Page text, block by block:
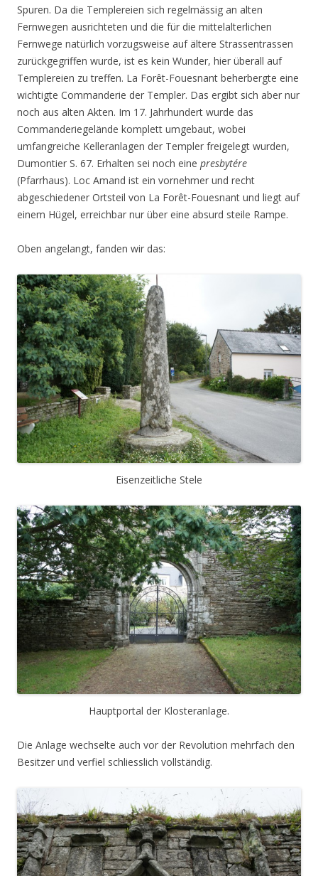
Spuren. Da die Templereien sich regelmässig an alten
Fernwegen ausrichteten und die für die mittelalterlichen
Fernwege natürlich vorzugsweise auf ältere Strassentrassen
zurückgegriffen wurde, ist es kein Wunder, hier überall auf
Templereien zu treffen. La Forêt-Fouesnant beherbergte eine
wichtigte Commanderie der Templer. Das ergibt sich aber nur
noch aus alten Akten. Im 17. Jahrhundert wurde das
Commanderiegelände komplett umgebaut, wobei
umfangreiche Kelleranlagen der Templer freigelegt wurden,
Dumontier S. 67. Erhalten sei noch eine presbytére
(Pfarrhaus). Loc Amand ist ein vornehmer und recht
abgeschiedener Ortsteil von La Forêt-Fouesnant und liegt auf
einem Hügel, erreichbar nur über eine absurd steile Rampe.
Oben angelangt, fanden wir das:
Eisenzeitliche Stele
Hauptportal der Klosteranlage.
Die Anlage wechselte auch vor der Revolution mehrfach den
Besitzer und verfiel schliesslich vollständig.